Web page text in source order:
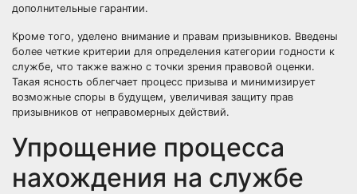
дополнительные гарантии.
Кроме того, уделено внимание и правам призывников. Введены
более четкие критерии для определения категории годности к
службе, что также важно с точки зрения правовой оценки.
Такая ясность облегчает процесс призыва и минимизирует
возможные споры в будущем, увеличивая защиту прав
призывников от неправомерных действий.
Упрощение процесса
нахождения на службе